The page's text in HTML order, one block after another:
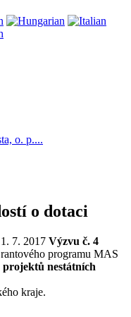
o. p....
o dotaci
7. 2017 Výzvu č. 4
programu MAS
nestátních
kraje.